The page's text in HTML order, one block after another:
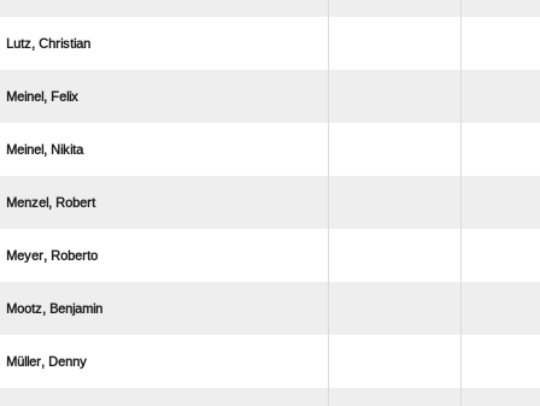
 
 
 
 
 
 
 